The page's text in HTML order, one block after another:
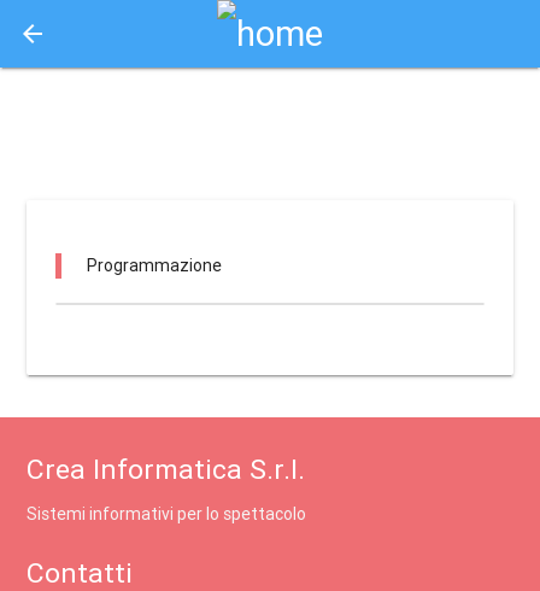
arrow_back
Programmazione
Crea Informatica S.r.l.
Sistemi informativi per lo spettacolo
Contatti